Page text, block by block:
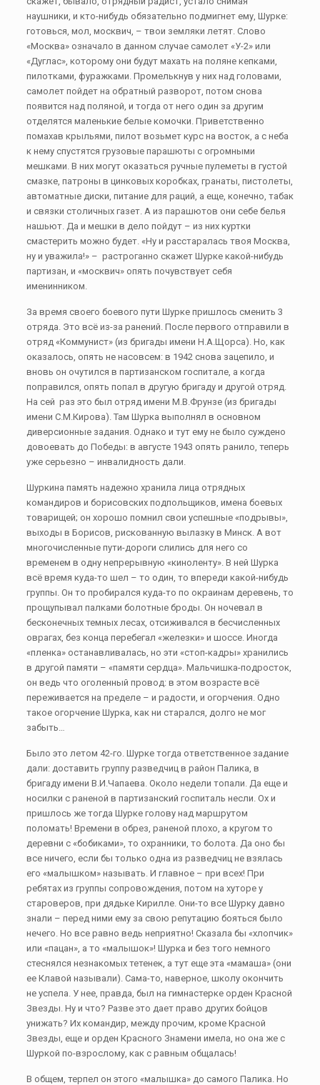
наушники, и кто-нибудь обязательно подмигнет ему, Шурке:
готовься, мол, москвич, – твои земляки летят. Слово
«Москва» означало в данном случае самолет «У-2» или
«Дуглас», которому они будут махать на поляне кепками,
пилотками, фуражками. Промелькнув у них над головами,
самолет пойдет на обратный разворот, потом снова
появится над поляной, и тогда от него один за другим
отделятся маленькие белые комочки. Приветственно
помахав крыльями, пилот возьмет курс на восток, а с неба
к нему спустятся грузовые парашюты с огромными
мешками. В них могут оказаться ручные пулеметы в густой
смазке, патроны в цинковых коробках, гранаты, пистолеты,
автоматные диски, питание для раций, а еще, конечно, табак
и связки столичных газет. А из парашютов они себе белья
нашьют. Да и мешки в дело пойдут – из них куртки
смастерить можно будет. «Ну и расстаралась твоя Москва,
ну и уважила!» – растроганно скажет Шурке какой-нибудь
партизан, и «москвич» опять почувствует себя
именинником.
За время своего боевого пути Шурке пришлось сменить 3
отряда. Это всё из-за ранений. После первого отправили в
отряд «Коммунист» (из бригады имени Н.А.Щорса). Но, как
оказалось, опять не насовсем: в 1942 снова зацепило, и
вновь он очутился в партизанском госпитале, а когда
поправился, опять попал в другую бригаду и другой отряд.
На сей раз это был отряд имени М.В.Фрунзе (из бригады
имени С.М.Кирова). Там Шурка выполнял в основном
диверсионные задания. Однако и тут ему не было суждено
довоевать до Победы: в августе 1943 опять ранило, теперь
уже серьезно – инвалидность дали.
Шуркина память надежно хранила лица отрядных
командиров и борисовских подпольщиков, имена боевых
товарищей; он хорошо помнил свои успешные «подрывы»,
выходы в Борисов, рискованную вылазку в Минск. А вот
многочисленные пути-дороги слились для него со
временем в одну непрерывную «киноленту». В ней Шурка
всё время куда-то шел – то один, то впереди какой-нибудь
группы. Он то пробирался куда-то по окраинам деревень, то
прощупывал палками болотные броды. Он ночевал в
бесконечных темных лесах, отсиживался в бесчисленных
оврагах, без конца перебегал «железки» и шоссе. Иногда
«пленка» останавливалась, но эти «стоп-кадры» хранились
в другой памяти – «памяти сердца». Мальчишка-подросток,
он ведь что оголенный провод: в этом возрасте всё
переживается на пределе – и радости, и огорчения. Одно
такое огорчение Шурка, как ни старался, долго не мог
забыть…
Было это летом 42-го. Шурке тогда ответственное задание
дали: доставить группу разведчиц в район Палика, в
бригаду имени В.И.Чапаева. Около недели топали. Да еще и
носилки с раненой в партизанский госпиталь несли. Ох и
пришлось же тогда Шурке голову над маршрутом
поломать! Времени в обрез, раненой плохо, а кругом то
деревни с «бобиками», то охранники, то болота. Да оно бы
все ничего, если бы только одна из разведчиц не взялась
его «малышком» называть. И главное – при всех! При
ребятах из группы сопровождения, потом на хуторе у
староверов, при дядьке Кирилле. Они-то все Шурку давно
знали – перед ними ему за свою репутацию бояться было
нечего. Но все равно ведь неприятно! Сказала бы «хлопчик»
или «пацан», а то «малышок»! Шурка и без того немного
стеснялся незнакомых тетенек, а тут еще эта «мамаша» (они
ее Клавой называли). Сама-то, наверное, школу окончить
не успела. У нее, правда, был на гимнастерке орден Красной
Звезды. Ну и что? Разве это дает право других бойцов
унижать? Их командир, между прочим, кроме Красной
Звезды, еще и орден Красного Знамени имела, но она же с
Шуркой по-взрослому, как с равным общалась!
В общем, терпел он этого «малышка» до самого Палика. Но